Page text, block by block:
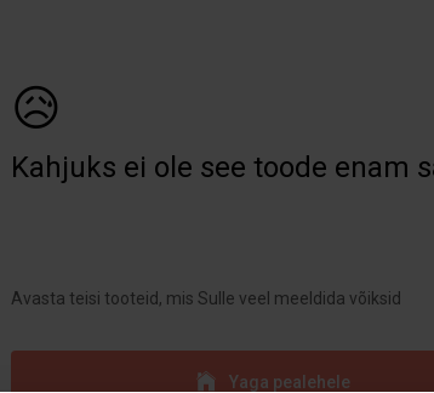
😥
Kahjuks ei ole see toode enam
Avasta teisi tooteid, mis Sulle veel meeldida võiksid
Yaga pealehele